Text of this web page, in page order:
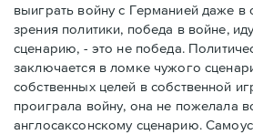
выиграть войну с Германией даже в
зрения политики, победа в войне,
сценарию, - это не победа.
заключается в ломке чужого
собственных целей в собственной
проиграла войну, она не пожелала
англосаксонскому сценарию.